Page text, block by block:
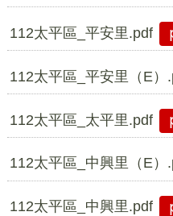
112太平區_平安里.pdf
112太平區_平安里（E）
112太平區_太平里.pdf
112太平區_中興里（E）
112太平區_中興里.pdf